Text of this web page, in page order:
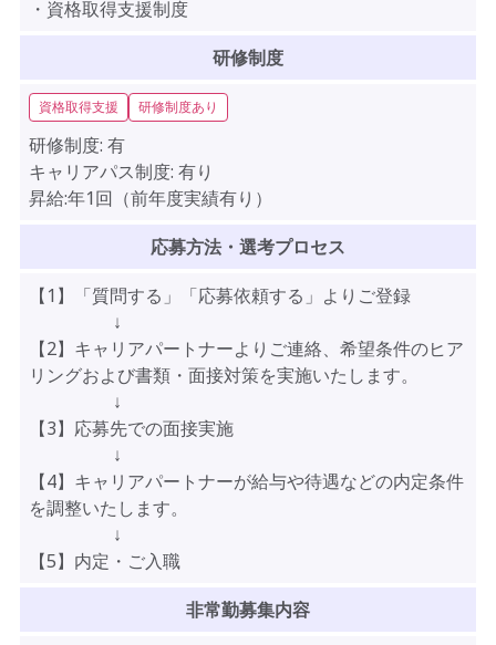
・資格取得支援制度
研修制度
資格取得支援 研修制度あり
研修制度: 有
キャリアパス制度: 有り
昇給:年1回（前年度実績有り）
応募方法・選考プロセス
【1】「質問する」「応募依頼する」よりご登録
↓
【2】キャリアパートナーよりご連絡、希望条件のヒア
リングおよび書類・面接対策を実施いたします。
↓
【3】応募先での面接実施
↓
【4】キャリアパートナーが給与や待遇などの内定条件
を調整いたします。
↓
【5】内定・ご入職
非常勤募集内容